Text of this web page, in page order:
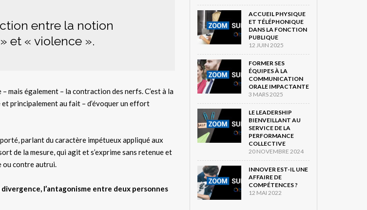
entre la notion
et « violence ».
mais également – la contraction des nerfs. C’est à la
et principalement au fait – d’évoquer un effort
parlant du caractère impétueux appliqué aux
de la mesure, qui agit et s’exprime sans retenue et
ou contre autrui.
l’antagonisme entre deux personnes
ACCUEIL PHYSIQUE
ET TÉLÉPHONIQUE
DANS LA FONCTION
PUBLIQUE
12 JUIN 2025
FORMER SES
ÉQUIPES À LA
COMMUNICATION
ORALE IMPACTANTE
3 MARS 2025
LE LEADERSHIP
BIENVEILLANT AU
SERVICE DE LA
PERFORMANCE
COLLECTIVE
20 NOVEMBRE 2024
INNOVER EST-IL UNE
AFFAIRE DE
COMPÉTENCES ?
12 MAI 2022